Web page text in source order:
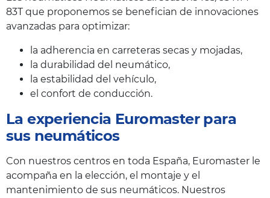
83T que proponemos se benefician de innovaciones
avanzadas para optimizar:
la adherencia en carreteras secas y mojadas,
la durabilidad del neumático,
la estabilidad del vehículo,
el confort de conducción.
La experiencia Euromaster para
sus neumáticos
Con nuestros centros en toda España, Euromaster le
acompaña en la elección, el montaje y el
mantenimiento de sus neumáticos. Nuestros